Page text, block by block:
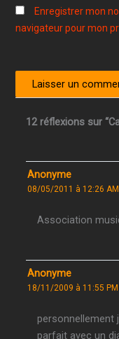
Enregistrer mon
navigateur pour mon
12 réflexions sur
Anonyme
08/05/2011 à 12:26 AM
Association
Anonyme
18/11/2009 à 11:55 PM
personnellement
parfait avec un